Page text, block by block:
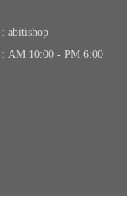
abitishop
AM 10:00 - PM 6:00